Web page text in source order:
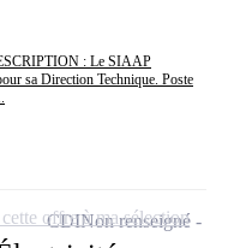
: Le SIAAP
sa Direction Technique. Poste
CDINon renseigné
offre à ma sélection